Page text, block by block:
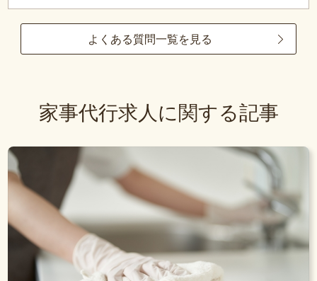
よくある質問一覧を見る
家事代行求人に関する記事